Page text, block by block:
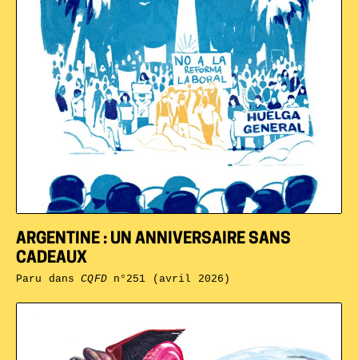
ARGENTINE : UN ANNIVERSAIRE SANS
CADEAUX
Paru dansCQFDn°251 (avril 2026)